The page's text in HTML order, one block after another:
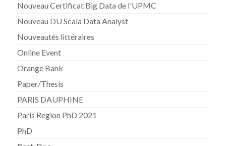
Nouveau Certificat Big Data de l'UPMC
Nouveau DU Scala Data Analyst
Nouveautés littéraires
Online Event
Orange Bank
Paper/Thesis
PARIS DAUPHINE
Paris Region PhD 2021
PhD